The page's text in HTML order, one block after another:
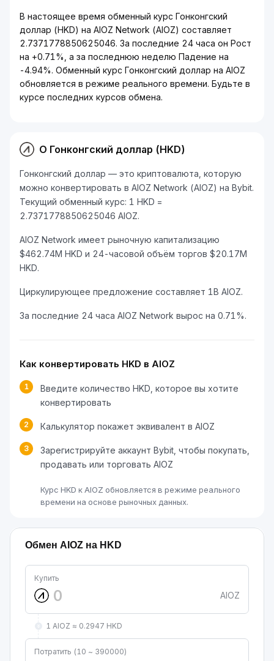
В настоящее время обменный курс Гонконгский
доллар (HKD) на AIOZ Network (AIOZ) составляет
2.7371778850625046. За последние 24 часа он Рост
на +0.71%, а за последнюю неделю Падение на
-4.94%. Обменный курс Гонконгский доллар на AIOZ
обновляется в режиме реального времени. Будьте в
курсе последних курсов обмена.
О Гонконгский доллар (HKD)
Гонконгский доллар — это криптовалюта, которую
можно конвертировать в AIOZ Network (AIOZ) на Bybit.
Текущий обменный курс: 1 HKD =
2.7371778850625046 AIOZ.
AIOZ Network имеет рыночную капитализацию
$462.74M HKD и 24-часовой объём торгов $20.17M
HKD.
Циркулирующее предложение составляет 1B AIOZ.
За последние 24 часа AIOZ Network вырос на 0.71%.
Как конвертировать HKD в AIOZ
1
Введите количество HKD, которое вы хотите
конвертировать
2 Калькулятор покажет эквивалент в AIOZ
3
Зарегистрируйте аккаунт Bybit, чтобы покупать,
продавать или торговать AIOZ
Курс HKD к AIOZ обновляется в режиме реального
времени на основе рыночных данных.
Обмен AIOZ на HKD
Купить
AIOZ
1 AIOZ ≈ 0.2947 HKD
Потратить (10 ~ 390000)